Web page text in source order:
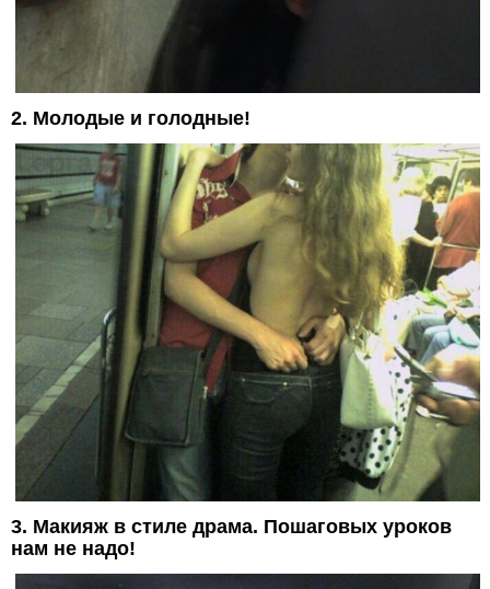
2. Молодые и голодные!
3. Макияж в стиле драма. Пошаговых уроков
нам не надо!